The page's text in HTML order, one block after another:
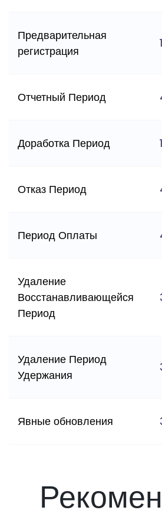
Предварительная
регистрация
Отчетный Период
Доработка Период
Отказ Период
Период Оплаты
Удаление
Восстанавливающейся
Период
Удаление Период
Удержания
Явные обновления